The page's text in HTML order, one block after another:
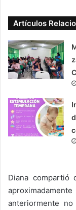
Artículos
Diana compartió
anteriormente